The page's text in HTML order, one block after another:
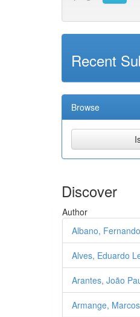
Recent
Browse
Discover
Author
Albano, Fernando
Alves, Eduardo
Arantes, João
Armange,